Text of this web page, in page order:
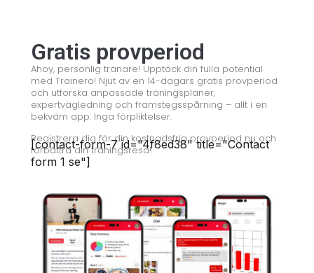
Gratis provperiod
Ahoy, personlig tränare! Upptäck din fulla potential
med Trainero! Njut av en 14-dagars gratis provperiod
och utforska anpassade träningsplaner,
expertvägledning och framstegsspårning – allt i en
bekväm app. Inga förpliktelser.
Registrera dig för din kostnadsfria provperiod nu och
förbättra din träningsresa!
[contact-form-7 id="4f8ed38" title="Contact
form 1 se"]